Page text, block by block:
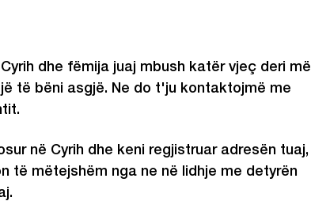
dhe fëmija juaj mbush katër vjeç deri më
të bëni asgjë. Ne do t'ju kontaktojmë me
në Cyrih dhe keni regjistruar adresën tuaj,
të mëtejshëm nga ne në lidhje me detyrën